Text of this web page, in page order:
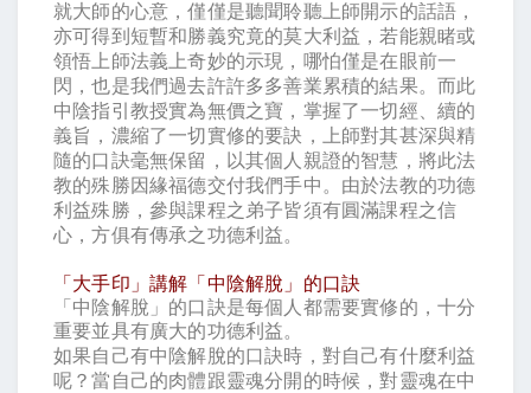
就大師的心意，僅僅是聽聞聆聽上師開示的話語，
亦可得到短暫和勝義究竟的莫大利益，若能親睹或
領悟上師法義上奇妙的示現，哪怕僅是在眼前一
閃，也是我們過去許許多多善業累積的結果。而此
中陰指引教授實為無價之寶，掌握了一切經、續的
義旨，濃縮了一切實修的要訣，上師對其甚深與精
隨的口訣毫無保留，以其個人親證的智慧，將此法
教的殊勝因緣福德交付我們手中。由於法教的功德
利益殊勝，參與課程之弟子皆須有圓滿課程之信
心，方俱有傳承之功德利益。
「大手印」講解「中陰解脫」的口訣
「中陰解脫」的口訣是每個人都需要實修的，十分
重要並具有廣大的功德利益。
如果自己有中陰解脫的口訣時，對自己有什麼利益
呢？當自己的肉體跟靈魂分開的時候，對靈魂在中